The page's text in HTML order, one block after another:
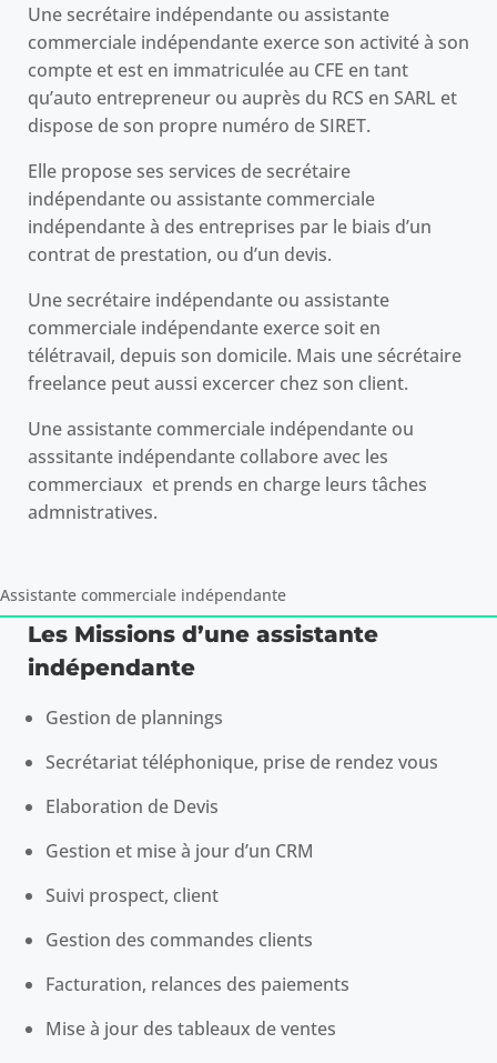
Une secrétaire indépendante ou assistante
commerciale indépendante exerce son activité à son
compte et est en immatriculée au CFE en tant
qu’auto entrepreneur ou auprès du RCS en SARL et
dispose de son propre numéro de SIRET.
Elle propose ses services de secrétaire
indépendante ou assistante commerciale
indépendante à des entreprises par le biais d’un
contrat de prestation, ou d’un devis.
Une secrétaire indépendante ou assistante
commerciale indépendante exerce soit en
télétravail, depuis son domicile. Mais une sécrétaire
freelance peut aussi excercer chez son client.
Une assistante commerciale indépendante ou
asssitante indépendante collabore avec les
commerciaux et prends en charge leurs tâches
admnistratives.
Assistante commerciale indépendante
Les Missions d’une assistante
indépendante
Gestion de plannings
Secrétariat téléphonique, prise de rendez vous
Elaboration de Devis
Gestion et mise à jour d’un CRM
Suivi prospect, client
Gestion des commandes clients
Facturation, relances des paiements
Mise à jour des tableaux de ventes